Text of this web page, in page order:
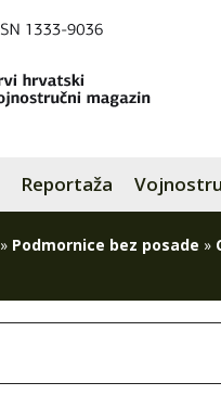
Reportaža
» Podmornice bez posade »